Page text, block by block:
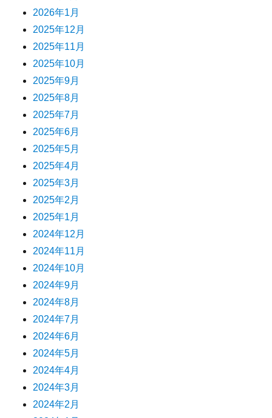
2026年1月
2025年12月
2025年11月
2025年10月
2025年9月
2025年8月
2025年7月
2025年6月
2025年5月
2025年4月
2025年3月
2025年2月
2025年1月
2024年12月
2024年11月
2024年10月
2024年9月
2024年8月
2024年7月
2024年6月
2024年5月
2024年4月
2024年3月
2024年2月